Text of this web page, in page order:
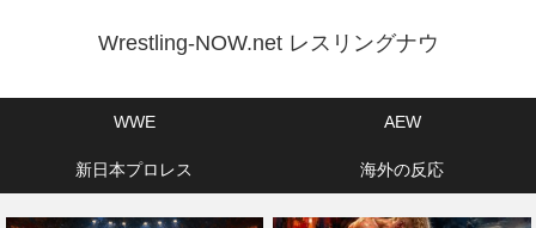
Wrestling-NOW.net レスリングナウ
WWE AEW
新日本プロレス 海外の反応